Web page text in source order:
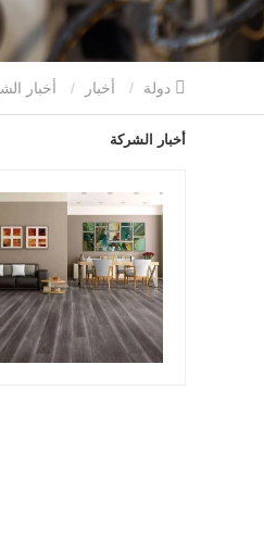
أخبار
أخبار الشركة